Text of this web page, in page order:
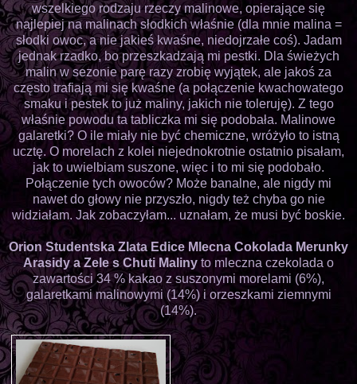
wszelkiego rodzaju rzeczy malinowe, opierające się
najlepiej na malinach słodkich właśnie (dla mnie malina =
słodki owoc, a nie jakieś kwaśne, niedojrzałe coś). Jadam
jednak rzadko, bo przeszkadzają mi pestki. Dla świeżych
malin w sezonie parę razy zrobię wyjątek, ale jakoś za
często trafiają mi się kwaśne (a połączenie kwachowatego
smaku i pestek to już maliny, jakich nie toleruję). Z tego
właśnie powodu ta tabliczka mi się podobała. Malinowe
galaretki? O ile miały nie być chemiczne, wróżyło to istną
ucztę. O morelach z kolei niejednokrotnie ostatnio pisałam,
jak to uwielbiam suszone, więc i to mi się podobało.
Połączenie tych owoców? Może banalne, ale nigdy mi
nawet do głowy nie przyszło, nigdy też chyba go nie
widziałam. Jak zobaczyłam... uznałam, że musi być boskie.
Orion Studentska Zlata Edice Mlecna Cokolada Merunky
Arasidy a Zele s Chuti Maliny to mleczna czekolada o
zawartości 34 % kakao z suszonymi morelami (6%),
galaretkami malinowymi (14%) i orzeszkami ziemnymi
(14%).